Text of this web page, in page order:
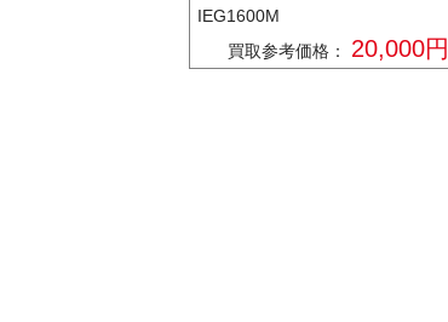
IEG1600M
買取参考価格： 20,000円